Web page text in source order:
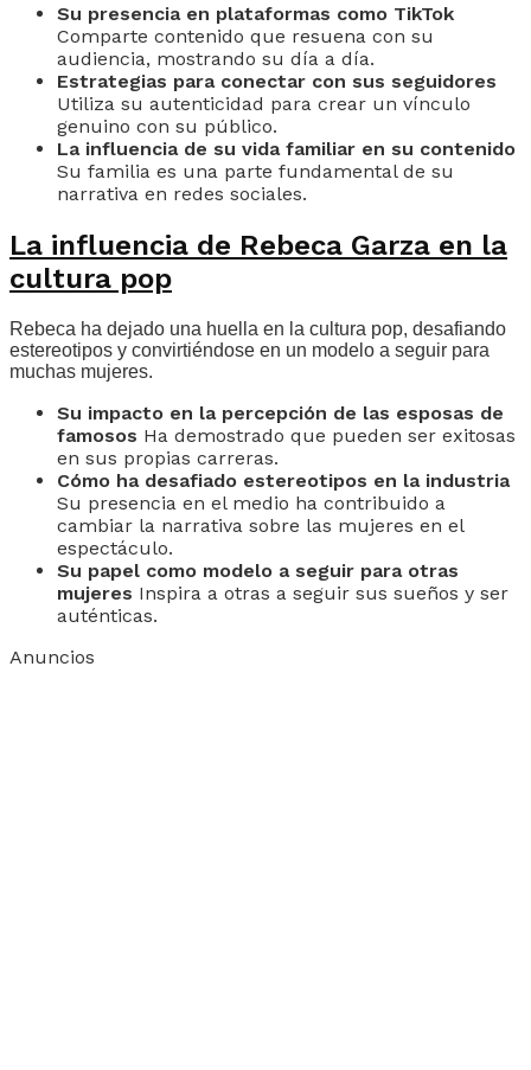
Su presencia en plataformas como TikTok
Comparte contenido que resuena con su
audiencia, mostrando su día a día.
Estrategias para conectar con sus seguidores
Utiliza su autenticidad para crear un vínculo
genuino con su público.
La influencia de su vida familiar en su contenido
Su familia es una parte fundamental de su
narrativa en redes sociales.
La influencia de Rebeca Garza en la
cultura pop
Rebeca ha dejado una huella en la cultura pop, desafiando
estereotipos y convirtiéndose en un modelo a seguir para
muchas mujeres.
Su impacto en la percepción de las esposas de
famosos Ha demostrado que pueden ser exitosas
en sus propias carreras.
Cómo ha desafiado estereotipos en la industria
Su presencia en el medio ha contribuido a
cambiar la narrativa sobre las mujeres en el
espectáculo.
Su papel como modelo a seguir para otras
mujeres Inspira a otras a seguir sus sueños y ser
auténticas.
Anuncios